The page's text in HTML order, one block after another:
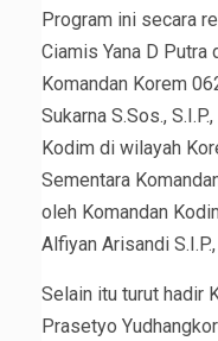
Program ini secara
Ciamis Yana D Putra
Komandan Korem
Sukarna S.Sos.,
Kodim di wilayah
Sementara
oleh Komandan
Alfiyan Arisandi
Selain itu turut hadir
Prasetyo